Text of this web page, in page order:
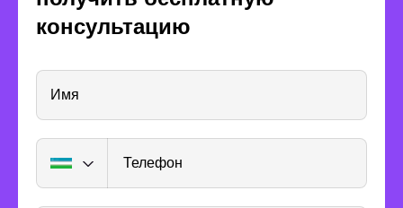
консультацию
Имя
Телефон
формата
прохождения курса